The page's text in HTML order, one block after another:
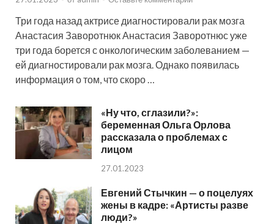
Три года назад актрисе диагностировали рак мозга
Анастасия Заворотнюк Анастасия Заворотнюс уже
три года борется с онкологическим заболеванием —
ей диагностировали рак мозга. Однако появилась
информация о том, что скоро …
«Ну что, сглазили?»:
беременная Ольга Орлова
рассказала о проблемах с
лицом
27.01.2023
Евгений Стычкин — о поцелуях
жены в кадре: «Артисты разве
люди?»